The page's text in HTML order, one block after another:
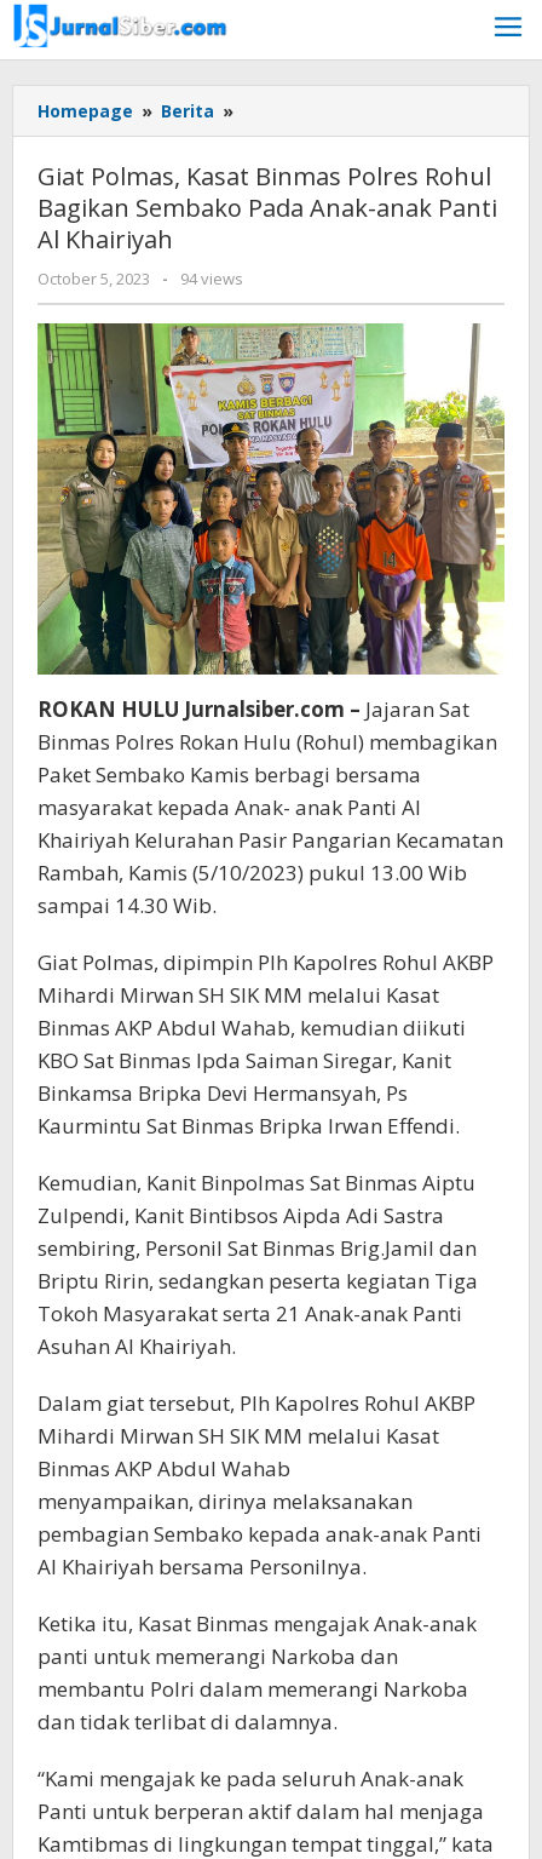
Skip
to
content
Homepage » Berita »
Polmas,
Binmas
Polres
Sembako
Pada
Anak-
anak
Panti
Al
Khairiyah
Giat Polmas, Kasat Binmas Polres Rohul
Bagikan Sembako Pada Anak-anak Panti
Al Khairiyah
October 5, 2023
by
Jurnalsiber
- 94 views
ROKAN HULU Jurnalsiber.com – Jajaran Sat
Binmas Polres Rokan Hulu (Rohul) membagikan
Paket Sembako Kamis berbagi bersama
masyarakat kepada Anak- anak Panti Al
Khairiyah Kelurahan Pasir Pangarian Kecamatan
Rambah, Kamis (5/10/2023) pukul 13.00 Wib
sampai 14.30 Wib.
Giat Polmas, dipimpin Plh Kapolres Rohul AKBP
Mihardi Mirwan SH SIK MM melalui Kasat
Binmas AKP Abdul Wahab, kemudian diikuti
KBO Sat Binmas Ipda Saiman Siregar, Kanit
Binkamsa Bripka Devi Hermansyah, Ps
Kaurmintu Sat Binmas Bripka Irwan Effendi.
Kemudian, Kanit Binpolmas Sat Binmas Aiptu
Zulpendi, Kanit Bintibsos Aipda Adi Sastra
sembiring, Personil Sat Binmas Brig.Jamil dan
Briptu Ririn, sedangkan peserta kegiatan Tiga
Tokoh Masyarakat serta 21 Anak-anak Panti
Asuhan Al Khairiyah.
Dalam giat tersebut, Plh Kapolres Rohul AKBP
Mihardi Mirwan SH SIK MM melalui Kasat
Binmas AKP Abdul Wahab
menyampaikan, dirinya melaksanakan
pembagian Sembako kepada anak-anak Panti
Al Khairiyah bersama Personilnya.
Ketika itu, Kasat Binmas mengajak Anak-anak
panti untuk memerangi Narkoba dan
membantu Polri dalam memerangi Narkoba
dan tidak terlibat di dalamnya.
“Kami mengajak ke pada seluruh Anak-anak
Panti untuk berperan aktif dalam hal menjaga
Kamtibmas di lingkungan tempat tinggal,” kata